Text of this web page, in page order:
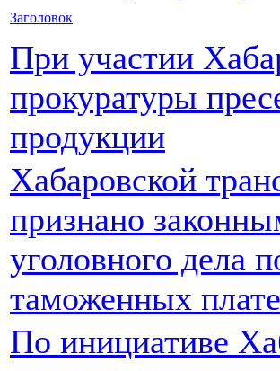
Заголовок
При участии
прокуратуры
продукции
Хабаровской
признано
уголовного дела
таможенных
По инициативе